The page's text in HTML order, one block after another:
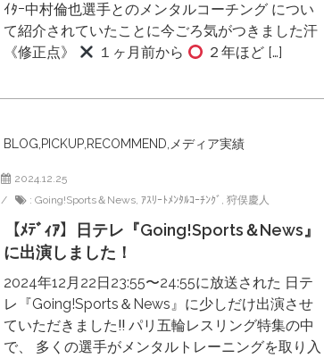
ｲﾀｰ中村倫也選手とのメンタルコーチング につい
て紹介されていたことに今ごろ気がつきました汗
《修正点》
１ヶ月前から ２年ほど […]
BLOG PICKUP RECOMMEND メディア実績
2024.12.25
: Going!Sports＆News, ｱｽﾘｰﾄﾒﾝﾀﾙｺｰﾁﾝｸﾞ , 狩俣慶人
【ﾒﾃﾞｨｱ】日テレ『Going!Sports＆News』
に出演しました！
2024年12月22日23:55〜24:55に放送された 日テ
レ『Going!Sports＆News』に少しだけ出演させ
ていただきました‼︎ パリ五輪レスリング特集の中
で、 多くの選手がメンタルトレーニングを取り入